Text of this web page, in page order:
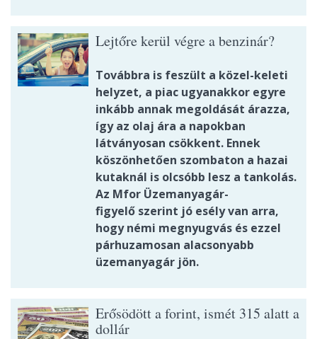
Lejtőre kerül végre a benzinár?
Továbbra is feszült a közel-keleti
helyzet, a piac ugyanakkor egyre
inkább annak megoldását árazza,
így az olaj ára a napokban
látványosan csökkent. Ennek
köszönhetően szombaton a hazai
kutaknál is olcsóbb lesz a tankolás.
Az Mfor Üzemanyagár-
figyelő szerint jó esély van arra,
hogy némi megnyugvás és ezzel
párhuzamosan alacsonyabb
üzemanyagár jön.
Erősödött a forint, ismét 315 alatt a
dollár